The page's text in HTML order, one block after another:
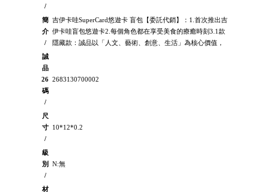
/
簡
介
/
吉伊卡哇SuperCard悠遊卡 盲包【委託代銷】：1.首次推出吉
伊卡哇盲包悠遊卡2.每個角色都在享受美食的療癒時刻3.1款
隱藏款：誠品以「人文、藝術、創意、生活」為核心價值，
誠
品
26
碼
/
2683130700002
尺
寸
/
10*12*0.2
級
別
/
N:無
材